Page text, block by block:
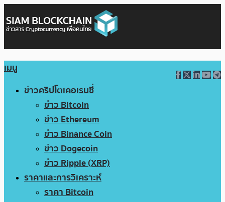
เมนู
ข่าวคริปโตเคอเรนซี่
ข่าว Bitcoin
ข่าว Ethereum
ข่าว Binance Coin
ข่าว Dogecoin
ข่าว Ripple (XRP)
ราคาและการวิเคราะห์
ราคา Bitcoin